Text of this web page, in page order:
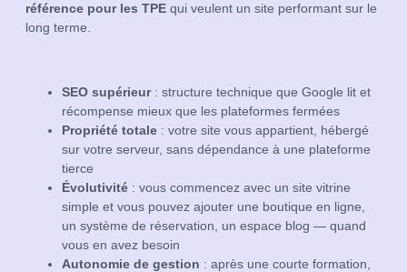
référence pour les TPE qui veulent un site performant sur le
long terme.
SEO supérieur: structure technique que Google lit et
récompense mieux que les plateformes fermées
Propriété totale : votre site vous appartient, hébergé
sur votre serveur, sans dépendance à une plateforme
tierce
Évolutivité : vous commencez avec un site vitrine
simple et vous pouvez ajouter une boutique en ligne,
un système de réservation, un espace blog — quand
vous en avez besoin
Autonomie de gestion : après une courte formation,